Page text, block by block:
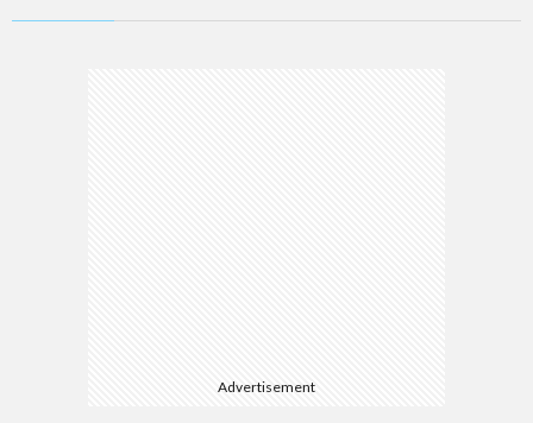
Advertisement